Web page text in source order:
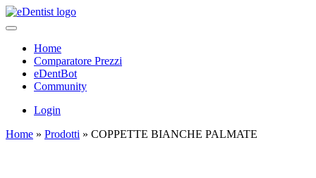
Home
Comparatore Prezzi
eDentBot
Community
Login
Home » Prodotti » COPPETTE BIANCHE PALMATE